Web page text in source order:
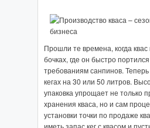
Прошли те времена, когда
бочках, где он быстро
требованиям санпинов.
кегах на 30 или 50 литров.
упаковка упрощает не только
хранения кваса, но и сам
установки точки по продаже